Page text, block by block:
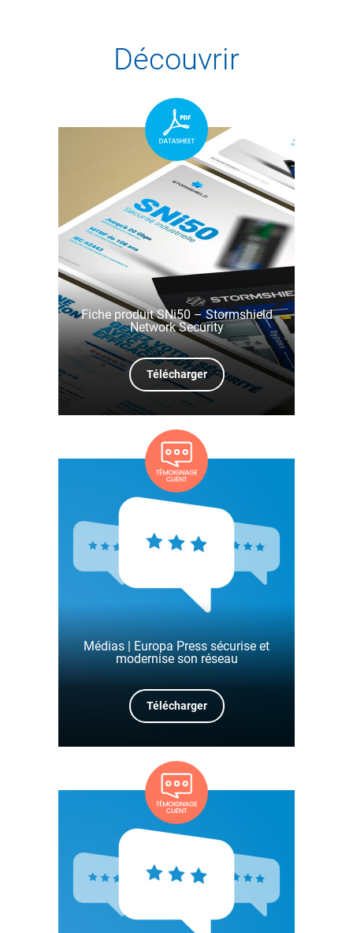
Découvrir
Fiche produit SNi50 – Stormshield
Network Security
Télécharger
Médias | Europa Press sécurise et
modernise son réseau
Télécharger